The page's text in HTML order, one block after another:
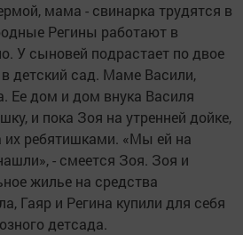
мама - свинарка трудятся в
Регины работают в
У сыновей подрастает по двое
детский сад. Маме Васили,
Ее дом и дом внука Василя
и пока Зоя на утренней дойке,
их ребятишками. «Мы ей на
- смеется Зоя. Зоя и
жилье на средства
Гаяр и Регина купили для себя
детсада.